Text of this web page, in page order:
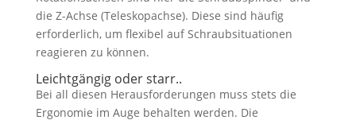
die Z-Achse (Teleskopachse). Diese sind häufig
erforderlich, um flexibel auf Schraubsituationen
reagieren zu können.
Leichtgängig oder starr..
Bei all diesen Herausforderungen muss stets die
Ergonomie im Auge behalten werden. Die